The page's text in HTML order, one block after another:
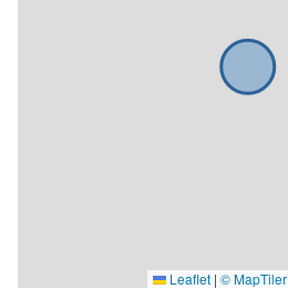
Leaflet | © MapTiler